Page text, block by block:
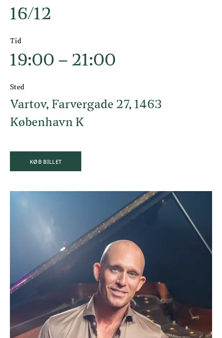
16/12
Tid
19:00 – 21:00
Sted
Vartov, Farvergade 27, 1463
København K
KØB BILLET